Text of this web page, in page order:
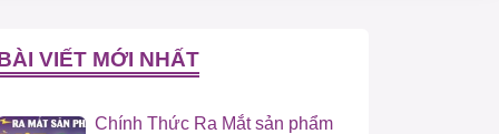
VIẾT MỚI NHẤT
Chính Thức Ra Mắt sản phẩm